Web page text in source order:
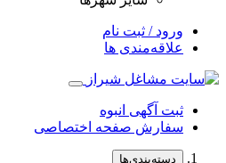
ورود / ثبت نام
علاقه‌مندی ها
ثبت آگهی انبوه
سفارش صفحه اختصاصی
دسته‌بندی‌ها